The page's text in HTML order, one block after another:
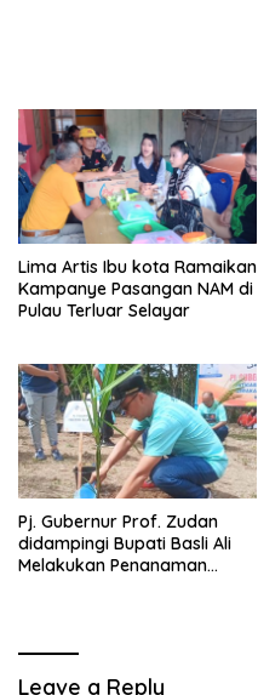
Lima Artis Ibu kota Ramaikan
Kampanye Pasangan NAM di
Pulau Terluar Selayar
Pj. Gubernur Prof. Zudan
didampingi Bupati Basli Ali
Melakukan Penanaman
Leave a Reply